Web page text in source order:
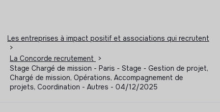
Les entreprises à impact positif et associations qui recrutent
>
La Concorde recrutement
>
Stage Chargé de mission - Paris - Stage - Gestion de projet,
Chargé de mission, Opérations, Accompagnement de
projets, Coordination - Autres - 04/12/2025